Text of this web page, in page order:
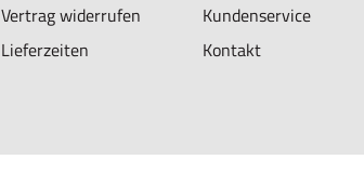
Vertrag widerrufen
Lieferzeiten
Kundenservice
Kontakt